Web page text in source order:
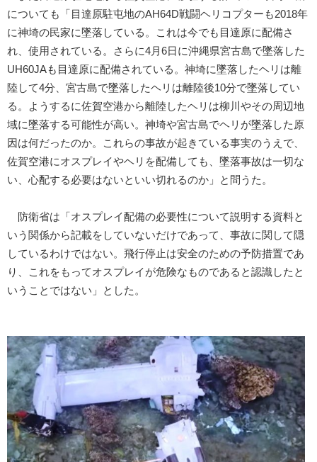
についても「目達原駐屯地のAH64D戦闘ヘリコプターも2018年
に神埼の民家に墜落している。これは今でも目達原に配備さ
れ、使用されている。さらに4月6日に沖縄県宮古島で墜落した
UH60JAも目達原に配備されている。神埼に墜落したヘリは離
陸して4分、宮古島で墜落したヘリは離陸後10分で墜落してい
る。ようするに佐賀空港から離陸したヘリは柳川やその周辺地
域に墜落する可能性が高い。神埼や宮古島でヘリが墜落した原
因は何だったのか。これらの事故が起きている事実のうえで、
佐賀空港にオスプレイやヘリを配備しても、墜落事故は一切な
い、心配する必要はないといい切れるのか」と問うた。
防衛省は「オスプレイ配備の必要性について説明する資料と
いう関係から記載をしていないだけであって、事故に関して隠
しているわけではない。飛行停止は安全のための予防措置であ
り、これをもってオスプレイが危険なものであると認識したと
いうことではない」とした。